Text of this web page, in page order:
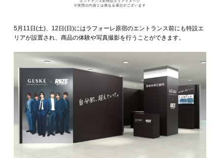
5月11日(土)、12日(日)にはラフォーレ原宿のエントランス前にも特設エ
リアが設置され、商品の体験や写真撮影を行うことができます。